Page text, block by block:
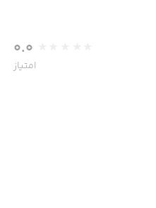
0.0
امتیاز